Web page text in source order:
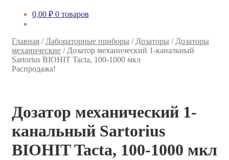
0,00 ₽ 0 товаров
Главная /Лабораторные приборы / Дозаторы / Дозаторы
механические / Дозатор механический 1-канальный
Sartorius BIOHIT Tacta, 100-1000 мкл
Распродажа!
Дозатор механический 1-
канальный Sartorius
BIOHIT Tacta, 100-1000 мкл